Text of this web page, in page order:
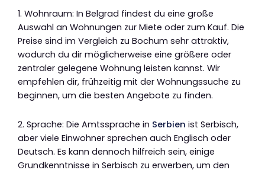
1. Wohnraum: In Belgrad findest du eine große
Auswahl an Wohnungen zur Miete oder zum Kauf. Die
Preise sind im Vergleich zu Bochum sehr attraktiv,
wodurch du dir möglicherweise eine größere oder
zentraler gelegene Wohnung leisten kannst. Wir
empfehlen dir, frühzeitig mit der Wohnungssuche zu
beginnen, um die besten Angebote zu finden.
2. Sprache: Die Amtssprache in Serbien ist Serbisch,
aber viele Einwohner sprechen auch Englisch oder
Deutsch. Es kann dennoch hilfreich sein, einige
Grundkenntnisse in Serbisch zu erwerben, um den